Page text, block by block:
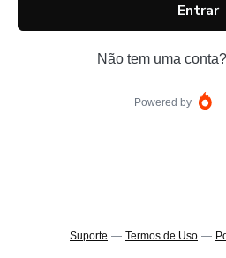
Entrar
Não tem uma conta?
Powered by
Suporte — Termos de Uso —